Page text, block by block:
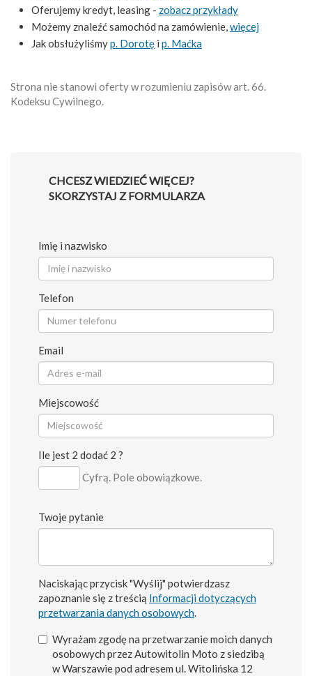
Oferujemy kredyt, leasing - zobacz przykłady
Możemy znaleźć samochód na zamówienie,więcej
Jak obsłużyliśmyp. Dorotę i p. Maćka
Strona nie stanowi oferty w rozumieniu zapisów art. 66.
Kodeksu Cywilnego.
CHCESZ WIEDZIEĆ WIĘCEJ?
SKORZYSTAJ Z FORMULARZA
Imię i nazwisko
Telefon
Email
Miejscowość
Ile jest 2 dodać 2 ?
Cyfrą. Pole obowiązkowe.
Twoje pytanie
Naciskając przycisk "Wyślij" potwierdzasz
zapoznanie się z treścią Informacji dotyczących
przetwarzania danych osobowych.
Wyrażam zgodę na przetwarzanie moich danych
osobowych przez Autowitolin Moto z siedzibą
w Warszawie pod adresem ul. Witolińska 12